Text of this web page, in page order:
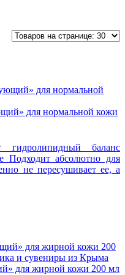
для нормальной кожи
гидролипидный баланс
Подходит абсолютно для
не пересушивает ее, а
для жирной кожи 200 мл